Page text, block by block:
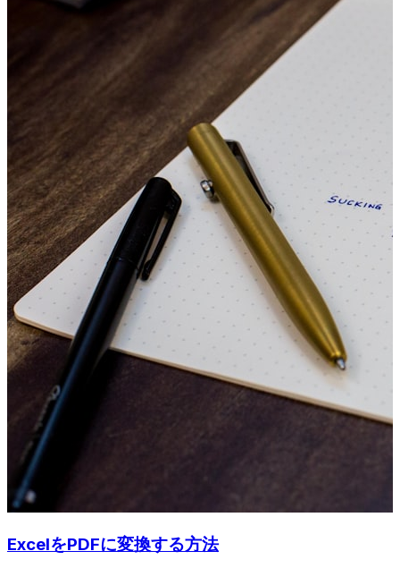
ExcelをPDFに変換する方法